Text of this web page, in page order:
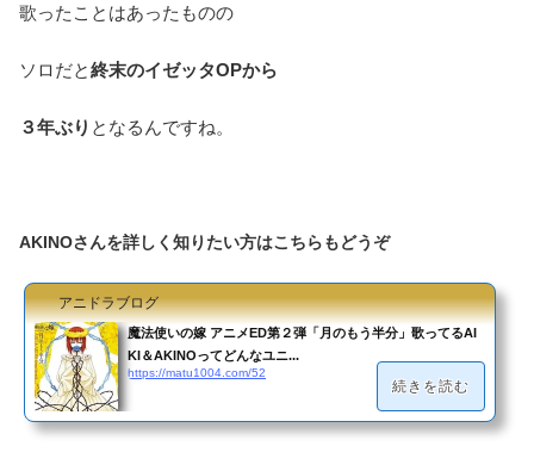
歌ったことはあったものの
ソロだと終末のイゼッタOPから
３年ぶり となるんですね。
AKINOさんを詳しく知りたい方はこちらもどうぞ
アニドラブログ
魔法使いの嫁 アニメED第２弾「月のもう半分」歌ってるAI
KI＆AKINOってどんなユニ...
https://matu1004.com/52
続きを読む